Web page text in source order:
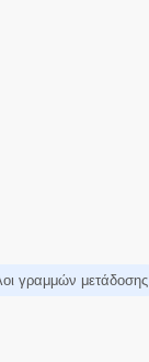
γραμμών μετάδοσης